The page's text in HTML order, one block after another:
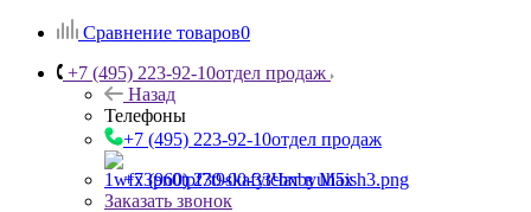
Сравнение товаров0
+7 (495) 223-92-10отдел продаж
Назад
Телефоны
+7 (495) 223-92-10отдел продаж
+7 (960) 230-00-33Чат в Max
Заказать звонок